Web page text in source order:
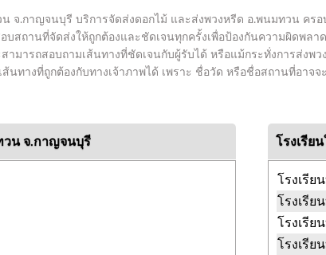
จ.กาญจนบุรี บริการจัดส่งดอกไม้ และส่งพวงหรีด อ.พนมทวน คร
บสถานที่จัดส่งให้ถูกต้องและชัดเจนทุกครั้งเพื่อป้องกันความผิดพล
สามารถสอบถามเส้นทางที่ชัดเจนกับผู้รับได้ หรือแม้กระทั่งการส่ง
เส้นทางที่ถูกต้องกับทางเจ้าภาพได้ เพราะ ชื่อวัด หรือชื่อสถานที่อ
วน จ.กาญจนบุรี โรงเรีย
โรงเรี
โรงเรีย
โรงเรีย
โรงเรีย